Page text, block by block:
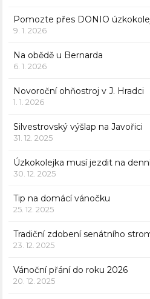
Pomozte přes DONIO
9. 1. 2026
Na obědě u Bernarda
6. 1. 2026
Novoroční ohňostroj v J. Hradci
1. 1. 2026
Silvestrovský výšlap na Javořici
31. 12. 2025
Úzkokolejka musí jezdit na
30. 12. 2025
Tip na domácí vánočku
25. 12. 2025
Tradiční zdobení senátního
23. 12. 2025
Vánoční přání do roku 2026
20. 12. 2025